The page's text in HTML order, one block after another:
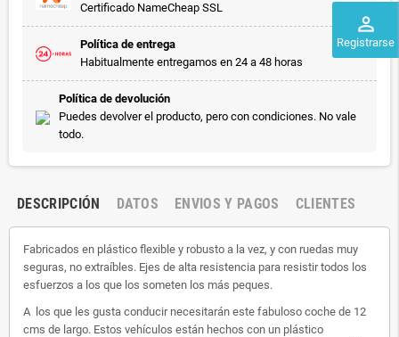
perm_identity
Registrarse
Certificado NameCheap SSL
Política de entrega
Habitualmente entregamos en 24 a 48 horas
Política de devolución
Puedes devolver el producto, pero con condiciones. No vale
todo.
DESCRIPCIÓN DATOS ENVIOS Y PAGOS CLIENTES
Fabricados en plástico flexible y robusto a la vez, y con ruedas muy
seguras, no extraíbles. Ejes de alta resistencia para resistir todos los
esfuerzos a los que los someten los más peques.
A los que les gusta conducir necesitarán este fabuloso coche de 12
cms de largo. Estos vehículos están hechos con un plástico